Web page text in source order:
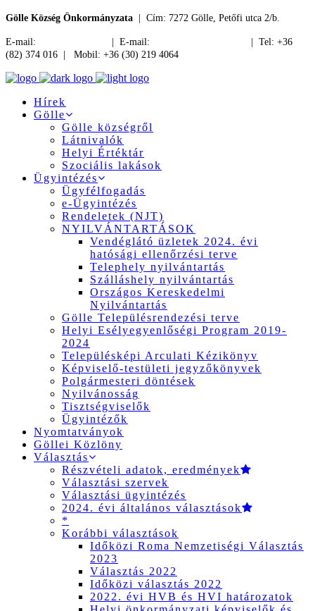
Gölle Község Önkormányzata | Cím: 7272 Gölle, Petőfi utca 2/b.
E-mail: | E-mail:
| Tel: +36
(82) 374 016 | Mobil: +36 (30) 219 4064
Hírek
Gölle
Gölle községről
Látnivalók
Helyi Értéktár
Szociális lakások
Ügyintézés
Ügyfélfogadás
e-Ügyintézés
Rendeletek (NJT)
NYILVÁNTARTÁSOK
Vendéglátó üzletek 2024. évi
hatósági ellenőrzési terve
Telephely nyilvántartás
Szálláshely nyilvántartás
Országos Kereskedelmi
Nyilvántartás
Gölle Településrendezési terve
Helyi Esélyegyenlőségi Program 2019-
2024
Településképi Arculati Kézikönyv
Képviselő-testületi jegyzőkönyvek
Polgármesteri döntések
Nyilvánosság
Tisztségviselők
Ügyintézők
Nyomtatványok
Göllei Közlöny
Választás
Részvételi adatok, eredmények
Választási szervek
Választási ügyintézés
2024. évi általános választások
*
Korábbi választások
Időközi Roma Nemzetiségi Választás
2023
Választás 2022
Időközi választás 2022
2022. évi HVB és HVI határozatok